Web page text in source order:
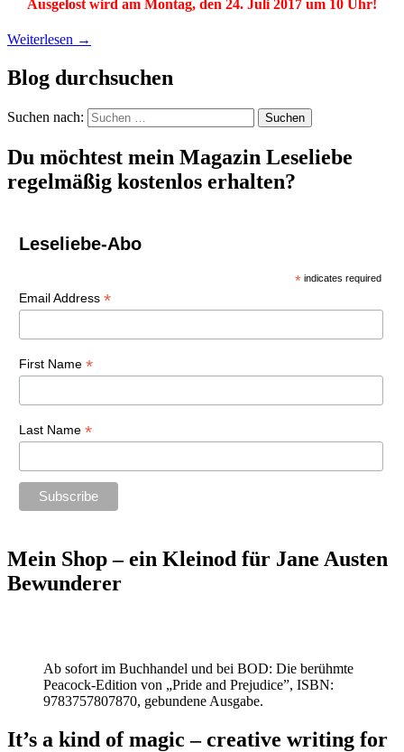
Ausgelost wird am Montag, den 24. Juli 2017 um 10 Uhr!
Weiterlesen →
Blog durchsuchen
Suchen nach:
Du möchtest mein Magazin Leseliebe
regelmäßig kostenlos erhalten?
Leseliebe-Abo
* indicates required
Email Address *
First Name *
Last Name *
Mein Shop – ein Kleinod für Jane Austen
Bewunderer
Ab sofort im Buchhandel und bei BOD: Die berühmte
Peacock-Edition von „Pride and Prejudice”, ISBN:
9783757807870, gebundene Ausgabe.
It’s a kind of magic – creative writing for